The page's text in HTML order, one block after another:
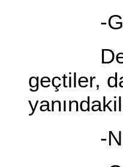
-
Dedi.
geçtiler,
-